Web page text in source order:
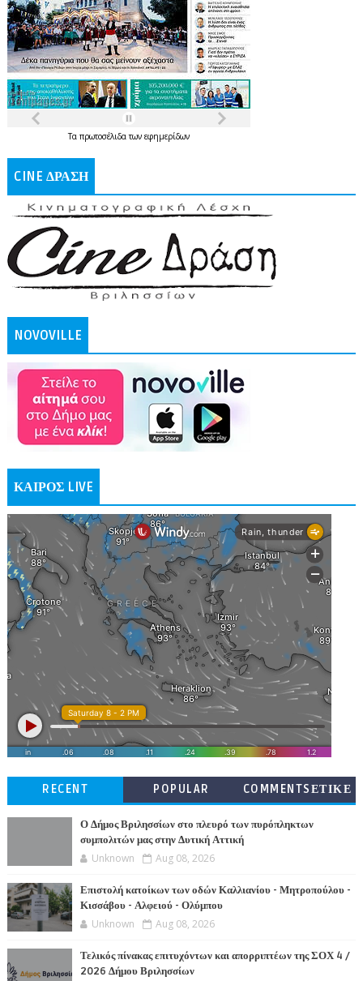
Τα πρωτοσέλιδατων εφημερίδων
CINE ΔΡΑΣΗ
NOVOVILLE
ΚΑΙΡΟΣ LIVE
RECENT POPULAR
COMMENTSΕΤΙΚΕ
Ο Δήμος Βριλησσίων στο πλευρό των πυρόπληκτων
συμπολιτών μας στην Δυτική Αττική
Unknown Aug 08, 2026
Επιστολή κατοίκων των οδών Καλλιανίου - Μητροπούλου -
Κισσάβου - Αλφειού - Ολύμπου
Unknown Aug 08, 2026
Τελικός πίνακας επιτυχόντων και απορριπτέων της ΣΟΧ 4 /
2026 Δήμου Βριλησσίων